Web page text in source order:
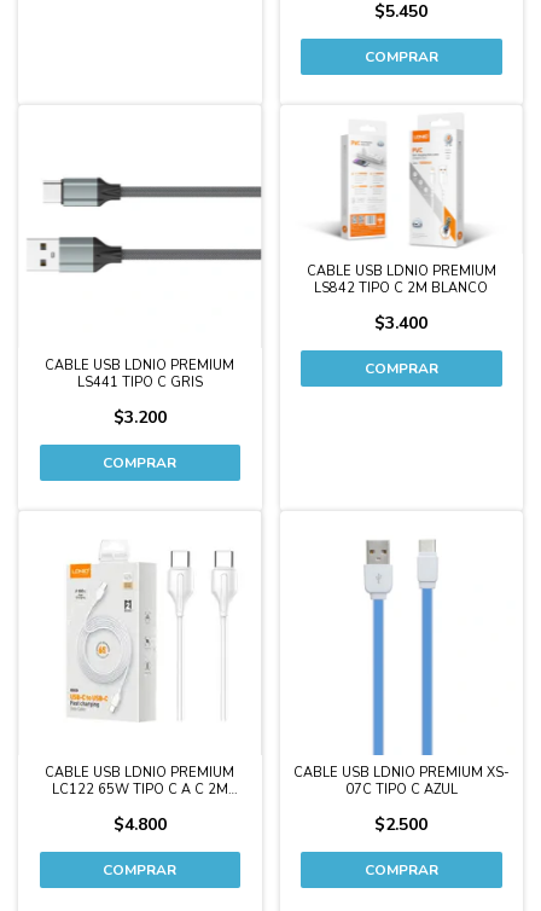
$5.450
CABLE USB LDNIO PREMIUM
LS441 TIPO C GRIS
$3.200
CABLE USB LDNIO PREMIUM
LS842 TIPO C 2M BLANCO
$3.400
CABLE USB LDNIO PREMIUM
LC122 65W TIPO C A C 2M
$4.800
CABLE USB LDNIO PREMIUM XS-
07C TIPO C AZUL
$2.500